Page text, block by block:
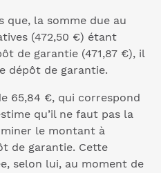
que, la somme due au
(472,50 €) étant
de garantie (471,87 €), il
dépôt de garantie.
65,84 €, qui correspond
qu’il ne faut pas la
le montant à
de garantie. Cette
selon lui, au moment de